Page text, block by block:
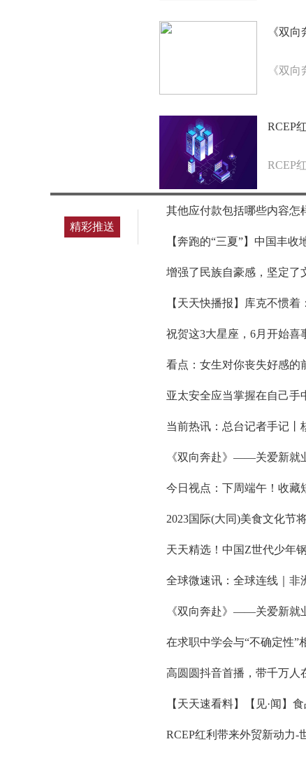
《双
《双
RCEP
RCEP
精彩推送
其他应付款包括哪些内容怎
【奔跑的“三夏”】中国丰
增强了民族自豪感，坚定了
【天天快播报】库克不惯着
祝贺这3大星座，6月开始喜
看点：女生对你丧失好感的
亚太安全应当掌握在自己手
当前热讯：总台记者手记丨
《双向奔赴》——关爱新就
今日视点：下周端午！收藏
2023国际(大同)美食文化节
天天精选！中国Z世代少年
全球微速讯：全球连线｜非
《双向奔赴》——关爱新就
在求职中学会与“不确定性”
高圆圆抖音首播，带千万人
【天天速看料】【见·闻】
RCEP红利带来外贸新动力-